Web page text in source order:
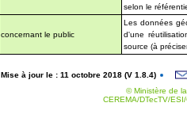
selon le
concernant le public
Les données
d'une
source (à
Mise à jour le : 11 octobre 2018 (V 1.8.4)
© Ministère de
CEREMA/DTecTV/